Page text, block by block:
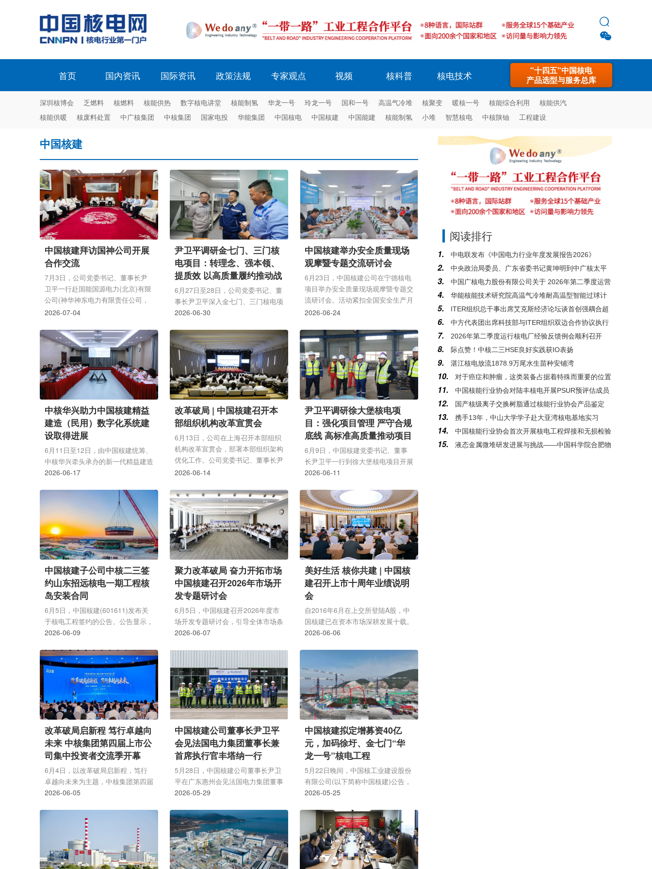


首页 国内资讯 国际资讯 政策法规 专家观点 视频 核科普 核电技术
"十四五"中国核电
产品选型与服务总库
深圳核博会 乏燃料 核燃料 核能供热 数字核电讲堂 核能制氢 华龙一号 玲龙一号 国和一号 高温气冷堆 核聚变 暖核一号 核能综合利用
核能供汽
核能供暖
核废料处置 中广核集团 中核集团 国家电投 华能集团 中国核电 中国核建 中国能建 核能制氢 小堆 智慧核电 中核陕铀 工程建设
中国核建
中国核建拜访国神公司开展
合作交流
7月3日，公司党委书记、董事长尹
卫平一行赴国能国源电力(北京)有限
公司(神华神东电力有限责任公司，
以下简称国神公司)，与国神公司党
围绕企业发展概况、产业业务协同、
后续合作路径等开展座谈交流。陈艾
对中国核建一行到访表示欢迎，并系
统介绍国神公司发展沿革、产业布局
与经营概况。他表示，国神公司作为
国家能源集团旗下唯一跨区域煤电一
体化专业运营平台，产业版图覆盖新
疆、内蒙古、陕西等多省区，持续深
耕...
2026-07-04
尹卫平调研金七门、三门核
电项目：转理念、强本领、
提质效 以高质量履约推动战
略落地
6月27日至28日，公司党委书记、董
事长尹卫平深入金七门、三门核电项
目现场开展调研，实地查看工程建设
用，并走访了解一线职工生活保障情
况。尹卫平强调，项目部是经营管理
单元，全体管理人员要深入学习贯彻
公司转理念、强本领、提质效专题研
讨会议精神，主动更新项目管理思
路，持续锤炼专业履职能力，靶向破
解项目建设各类难题，多措并举优化
施工组织与资源配置，以全方位质效
提升推动项目高标准建设。针对下一
步工作，尹...
2026-06-30
中国核建举办安全质量现场
观摩暨专题交流研讨会
6月23日，中国核建公司在宁德核电
项目举办安全质量现场观摩暨专题交
流研讨会。活动紧扣全国安全生产月
工作安排，围绕追求卓越・改革破局
落地，采取现场观摩、经验交流、分
组研讨多维形式，深挖安全质量管理
现存痛点堵点，互鉴管理经验、研讨
改进举措，着力强化安全质量条线基
层末端穿透式监管，迭代优化安全质
量管理体系，凝聚安全质量协同共管
合力。公司副总经理李军、中核咨询
副总经理欧阳钦出席活动，各成员单
位分管...
2026-06-24
中核华兴助力中国核建精益
建造（民用）数字化系统建
设取得进展
6月11日至12日，由中国核建统筹、
中核华兴牵头承办的新一代精益建造
工程项目(民用)数字化系统领域建模
中国核建系统工程部、市场部相关领
导到会指导，中核二二、中核二三、
中核二四、中核五公司、中核华辰、
和建国际等成员单位业务专家齐聚一
堂，与项目团队深入研讨、凝聚共
识。会议全面展示了前期领域建模阶
段取得的坚实成果，明确了后续按步
骤扎实推进系统建设的工作路径。强
统筹贯彻中国核建统一要求扛...
2026-06-17
改革破局 | 中国核建召开本
部组织机构改革宣贯会
6月13日，公司在上海召开本部组织
机构改革宣贯会，部署本部组织架构
优化工作。公司党委书记、董事长尹
卫平主持会议并讲话，领导班子成员
戴雄彪作本部组织机构调整方案专题
汇报，系统阐述本部组织机构改革的
重要性、路径和方法，推动全体职工
将思想认识统一到集团定位、将行动
步伐统一到改革部署，为公司实现世
界一流核工业建造企业战略目标筑牢
组织保障。公司党委副书记张晓荣宣
读公司领导班子成员分工及第一...
2026-06-14
尹卫平调研徐大堡核电项
目：强化项目管理 严守合规
底线 高标准高质量推动项目
建设
6月9日，中国核建党委书记、董事
长尹卫平一行到徐大堡核电项目开展
调研，深入项目施工现场，看望慰问
核二三关于徐大堡核电双堆型四台机
组建设的专题汇报。尹卫平指出，徐
大堡核电项目是中俄核能合作项目，
责任重大、使命光荣。要坚持一盘棋
思想，优化组织架构、强化资源调
配，严慎细实做好安装向调试转段过
程的各项工作，确保安全质量进度可
控，全力保障好项目建设，奋力打造
核电高标准建设的示范样本。尹卫平
强调，项目部...
2026-06-11
中国核建子公司中核二三签
约山东招远核电一期工程核
岛安装合同
6月5日，中国核建(601611)发布关
于核电工程签约的公告。公告显示，
中国核建子公司中国核工业二三建设
期工程1、2号机组核岛安装工程(标
段Ⅱ)合同。该合同涉及项目为山东招
远核电一期工程的1、2号机组核岛
安装工程，标段Ⅱ部分。中国核建全
称为中国核工业建设股份有限公司，
成立于2010年12月21日，法定代表
人尹卫平。主营业务为核电工程建设
及工业与民用工程建设。...
2026-06-09
聚力改革破局 奋力开拓市场
中国核建召开2026年市场开
发专题研讨会
6月5日，中国核建召开2026年度市
场开发专题研讨会，引导全体市场条
线干部职工正视行业变局、深挖发展
式迭代升级，为公司高质量发展、加
快建设世界一流核工业建造企业蓄势
赋能。中核集团(上海)市场开发部主
任孙云根、集团公司经营开发部韩轶
处长到会指导，公司党委书记、董事
长尹卫平出席会议并讲话，总经理、
党委副书记戴雄彪主持会议，副总经
理王寿和参加会议。会议传达学习了
国...
2026-06-07
美好生活 核你共建 | 中国核
建召开上市十周年业绩说明
会
自2016年6月在上交所登陆A股，中
国核建已在资本市场深耕发展十载。
上市以来，公司锚定核电建造核心主
机遇，建成华龙一号、高温气冷堆等
一批国家级标杆核电工程，持续稳固
国内核电建造领先地位;经营业绩、
治理水平持续优化提升。作为我国核
电工程建设的领军企业，公司坚持为
国家战略任务保驾护航、为投资者创
造价值。6月4日，中国核建以中核
集团第四届上市公司集中投资者交流
季为契机，在内蒙古鄂尔多斯成功举
办美...
2026-06-06
改革破局启新程 笃行卓越向
未来 中核集团第四届上市公
司集中投资者交流季开幕
6月4日，以改革破局启新程，笃行
卓越向未来为主题，中核集团第四届
上市公司集中投资者交流季在鄂尔多
国家部委、监管机构、上海证券交易
所、深圳证券交易所、北京证券交易
所、北京产权交易所、上海联合产权
交易所等单位有关领导到会指导，投
2026-06-05
中国核建公司董事长尹卫平
会见法国电力集团董事长兼
首席执行官丰塔纳一行
5月28日，中国核建公司董事长尹卫
平在广东惠州会见法国电力集团董事
长兼首席执行官伯纳德·丰塔纳一
司，详细了解中国核建在核电智能制
造、数字化管理及工艺技术创新等方
面的最新应用成果。尹卫平对丰塔纳
一行的到访表示热烈欢迎。他表示，
中法两国核能领域合作根基深厚，公
2026-05-29
中国核建拟定增募资40亿
元，加码徐圩、金七门“华
龙一号”核电工程
5月22日晚间，中国核工业建设股份
有限公司(以下简称中国核建)公告，
拟向特定对象发行股票不超过9.04亿
(含本数)。扣除发行费用后，募资净
额将全部用于江苏徐圩核能供热发电
厂一期工程1、2号机组核岛及其配
套BOP土建工程，浙江金七门核电
厂1、2号机组核岛及其配套土建及
2026-05-25
阅读排行
1. 中电联发布《中国电力行业年度发展报告2026》
2.
中央政治局委员、广东省委书记黄坤明到中广核太平
岭核电基地调研
3.
中国广核电力股份有限公司关于 2026年第二季度运营
情况的公告
4.
华能核能技术研究院高温气冷堆耐高温型智能过球计
数器系统研发与应用通过科技成果鉴定
5.
ITER组织总干事出席艾克斯经济论坛谈首创强耦合超
大型工程的复杂性管控
6.
中方代表团出席科技部与ITER组织双边合作协议执行
情况2026年度会议
7. 2026年第二季度运行核电厂经验反馈例会顺利召开
8. 际点赞！中核二三HSE良好实践获IO表扬
9. 湛江核电放流1878.9万尾水生苗种安铺湾
10. 对于癌症和肿瘤，这类装备占据着特殊而重要的位置
11.
中国核能行业协会对陆丰核电开展PSUR预评估成员
支持活动
12. 国产核级离子交换树脂通过核能行业协会产品鉴定
13. 携手13年，中山大学学子赴大亚湾核电基地实习
14.
中国核能行业协会首次开展核电工程焊接和无损检验
质量管控专项评估
15.
液态金属微堆研发进展与挑战——中国科学院合肥物